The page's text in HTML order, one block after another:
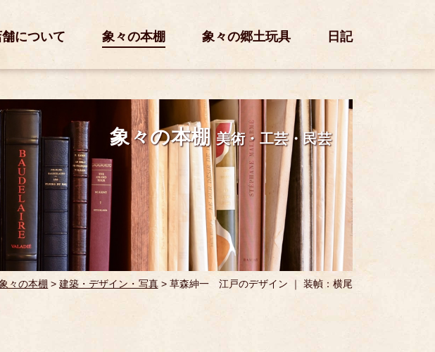
舗について 象々の本棚 象々の郷土玩具 日記
象々の本棚美術・工芸・民芸
々の本棚 >建築・デザイン・写真> 草森紳一 江戸のデザイン ｜ 装幀：横尾